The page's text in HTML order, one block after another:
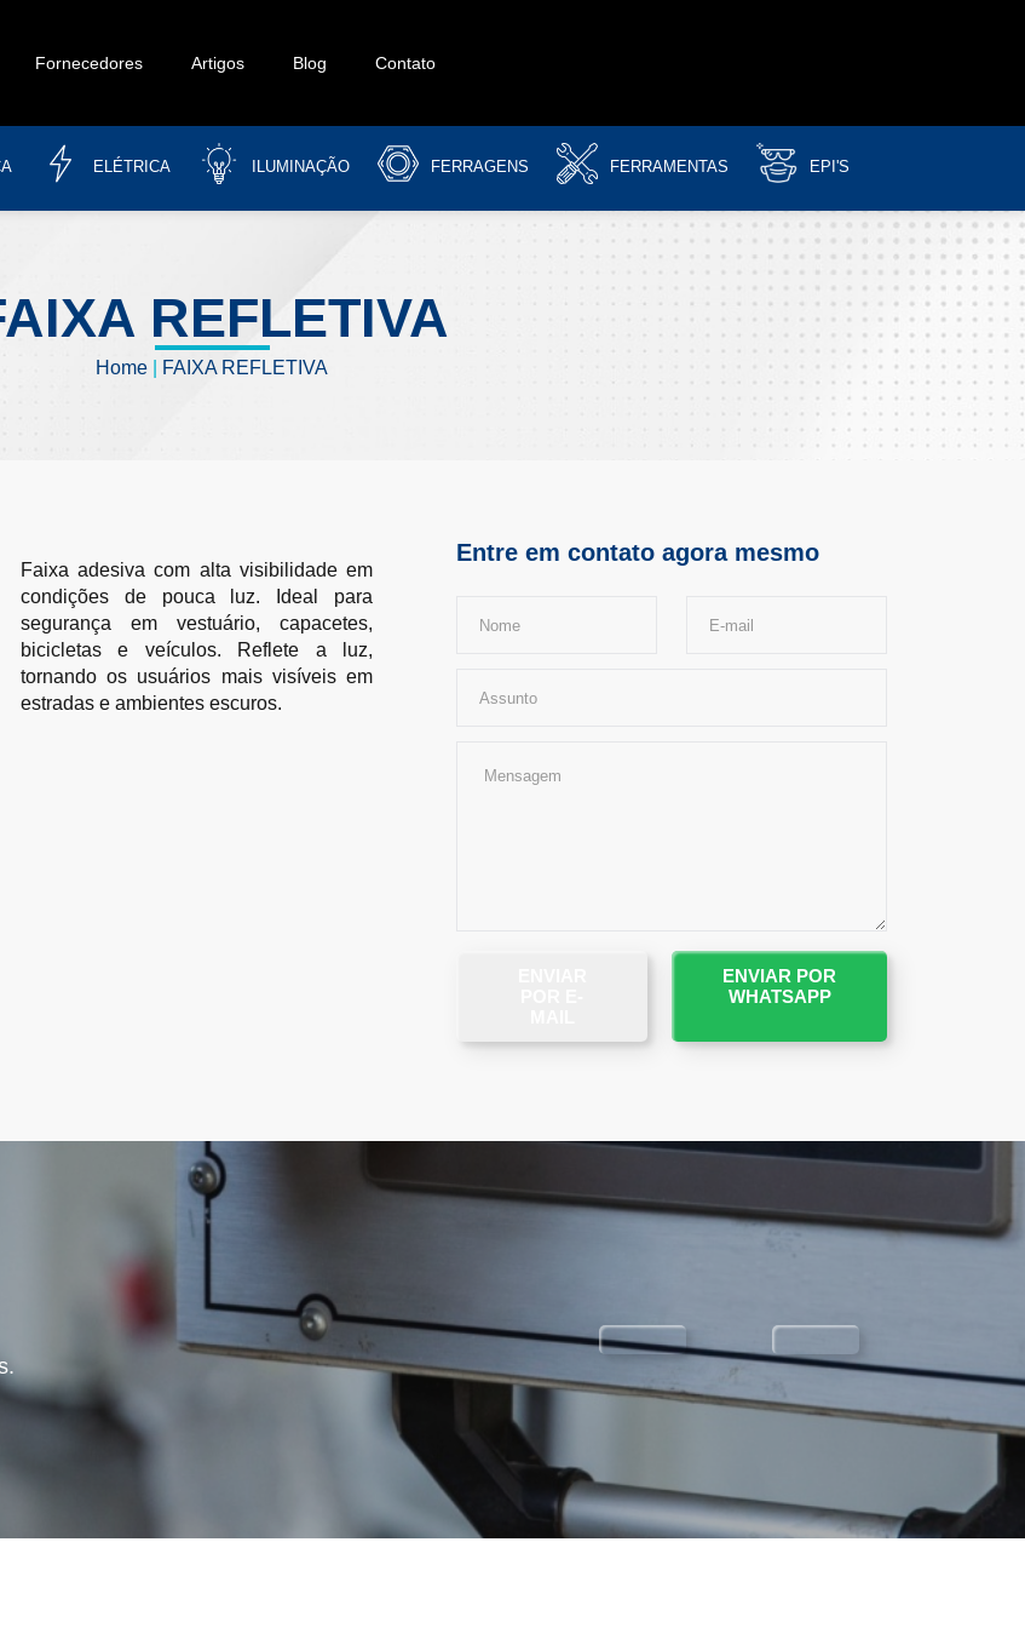
Fornecedores Artigos Blog Contato
ELÉTRICA ILUMINAÇÃO FERRAGENS FERRAMENTAS EPI'S
REFLETIVA
Home FAIXA REFLETIVA
Faixa adesiva com alta visibilidade em
condições de pouca luz. Ideal para
segurança em vestuário, capacetes,
bicicletas e veículos. Reflete a luz,
tornando os usuários mais visíveis em
estradas e ambientes escuros.
Entre em contato agora mesmo
ENVIAR POR
WHATSAPP